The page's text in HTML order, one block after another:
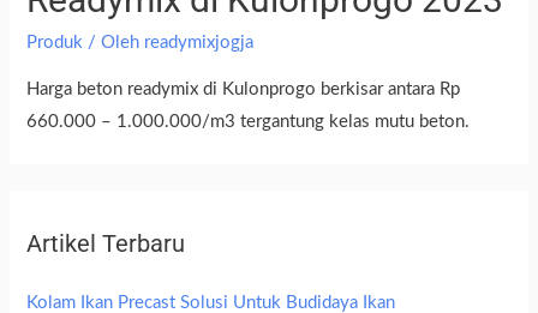
Produk / Oleh readymixjogja
Harga beton readymix di Kulonprogo berkisar antara Rp
660.000 – 1.000.000/m3 tergantung kelas mutu beton.
Artikel Terbaru
Kolam Ikan Precast Solusi Untuk Budidaya Ikan